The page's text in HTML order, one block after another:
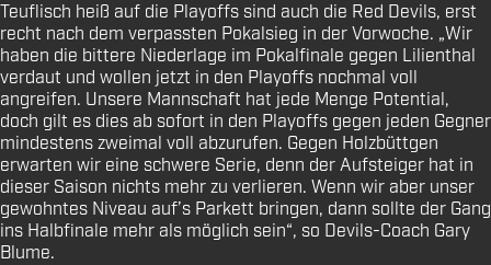
Teuflisch heiß auf die Playoffs sind auch die Red Devils, erst
recht nach dem verpassten Pokalsieg in der Vorwoche. „Wir
haben die bittere Niederlage im Pokalfinale gegen Lilienthal
verdaut und wollen jetzt in den Playoffs nochmal voll
angreifen. Unsere Mannschaft hat jede Menge Potential,
doch gilt es dies ab sofort in den Playoffs gegen jeden Gegner
mindestens zweimal voll abzurufen. Gegen Holzbüttgen
erwarten wir eine schwere Serie, denn der Aufsteiger hat in
dieser Saison nichts mehr zu verlieren. Wenn wir aber unser
gewohntes Niveau auf’s Parkett bringen, dann sollte der Gang
ins Halbfinale mehr als möglich sein“, so Devils-Coach Gary
Blume.